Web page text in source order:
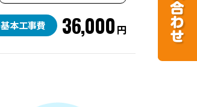
基本工事費 36,000 円